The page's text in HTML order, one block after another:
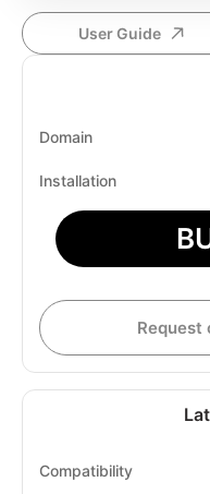
User Guide
Domain
Installation
Request
Compatibility